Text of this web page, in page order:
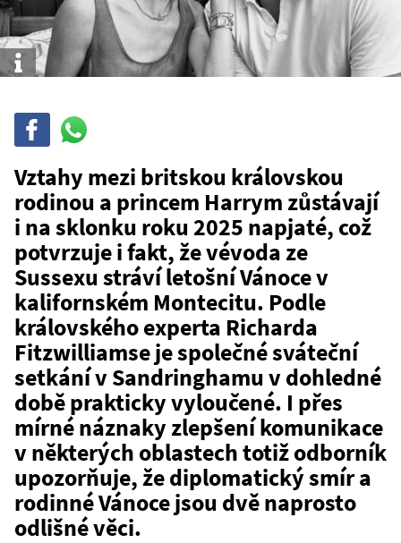
Info
Sdílej
WhatsAppu
Vztahy mezi britskou královskou
rodinou a princem Harrym zůstávají
i na sklonku roku 2025 napjaté, což
potvrzuje i fakt, že vévoda ze
Sussexu stráví letošní Vánoce v
kalifornském Montecitu. Podle
královského experta Richarda
Fitzwilliamse je společné sváteční
setkání v Sandringhamu v dohledné
době prakticky vyloučené. I přes
mírné náznaky zlepšení komunikace
v některých oblastech totiž odborník
upozorňuje, že diplomatický smír a
rodinné Vánoce jsou dvě naprosto
odlišné věci.